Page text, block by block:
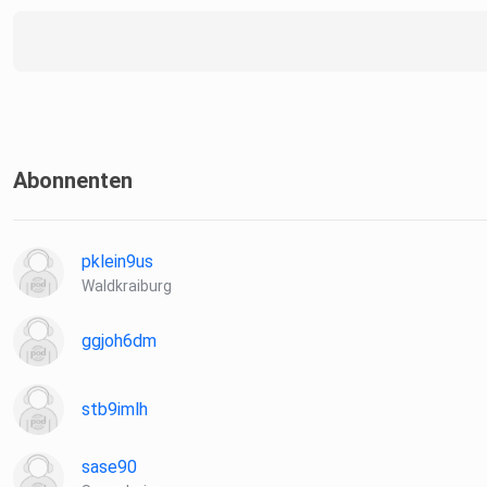
Abonnenten
pklein9us
Waldkraiburg
ggjoh6dm
stb9imlh
sase90